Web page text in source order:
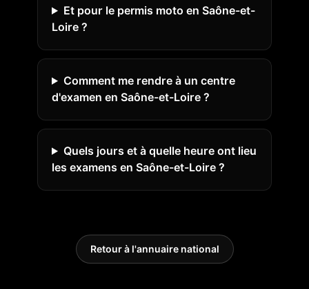
Et pour le permis moto en Saône-et-
Loire ?
Comment me rendre à un centre
d'examen en Saône-et-Loire ?
Quels jours et à quelle heure ont lieu
les examens en Saône-et-Loire ?
Retour à l'annuaire national